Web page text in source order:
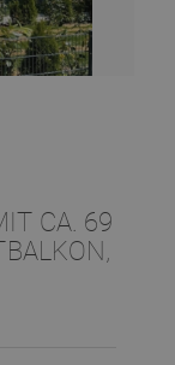
CA. 69
C